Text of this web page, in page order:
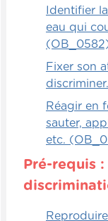
tenter de
lettre, un
fait. Ça
d'esprit.
ça fait
Autonomie
L'enfant, en
s'organiser
Identifier
eau qui
Fixer son
Réagir en
sauter,
etc.
Pré-requis